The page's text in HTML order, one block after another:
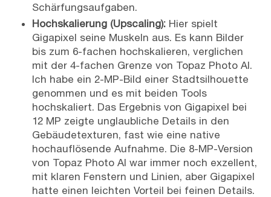
Schärfungsaufgaben.
Hochskalierung (Upscaling):Hier spielt
Gigapixel seine Muskeln aus. Es kann Bilder
bis zum 6-fachen hochskalieren, verglichen
mit der 4-fachen Grenze von Topaz Photo AI.
Ich habe ein 2-MP-Bild einer Stadtsilhouette
genommen und es mit beiden Tools
hochskaliert. Das Ergebnis von Gigapixel bei
12 MP zeigte unglaubliche Details in den
Gebäudetexturen, fast wie eine native
hochauflösende Aufnahme. Die 8-MP-Version
von Topaz Photo AI war immer noch exzellent,
mit klaren Fenstern und Linien, aber Gigapixel
hatte einen leichten Vorteil bei feinen Details.